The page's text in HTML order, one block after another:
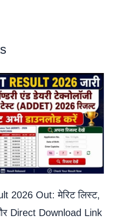
2026 Out: मेरिट लिस्ट,
Direct Download Link